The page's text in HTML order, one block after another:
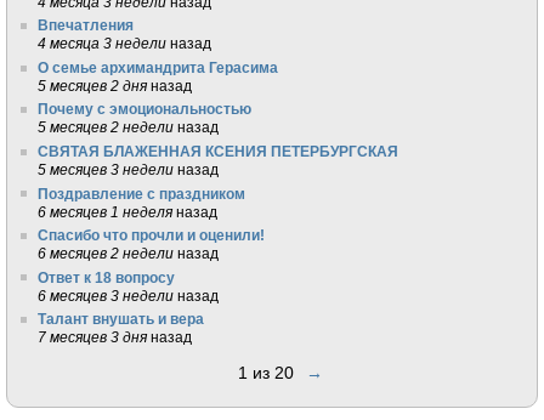
Впечатления
4 месяца 3 недели назад
О семье архимандрита Герасима
5 месяцев 2 дня назад
Почему с эмоциональностью
5 месяцев 2 недели назад
СВЯТАЯ БЛАЖЕННАЯ КСЕНИЯ ПЕТЕРБУРГСКАЯ
5 месяцев 3 недели назад
Поздравление с праздником
6 месяцев 1 неделя назад
Спасибо что прочли и оценили!
6 месяцев 2 недели назад
Ответ к 18 вопросу
6 месяцев 3 недели назад
Талант внушать и вера
7 месяцев 3 дня назад
1 из 20 →